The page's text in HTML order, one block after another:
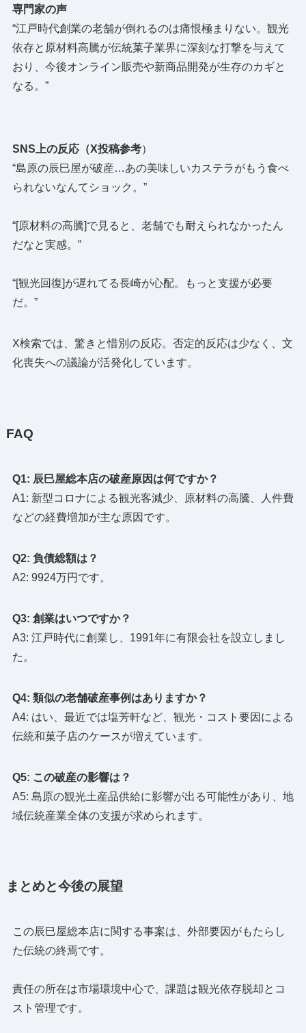
専門家の声
“江戸時代創業の老舗が倒れるのは痛恨極まりない。観光
依存と原材料高騰が伝統菓子業界に深刻な打撃を与えて
おり、今後オンライン販売や新商品開発が生存のカギと
なる。”
SNS上の反応（X投稿参考）
“島原の辰巳屋が破産…あの美味しいカステラがもう食べ
られないなんてショック。”
“[原材料の高騰]で見ると、老舗でも耐えられなかったん
だなと実感。”
“[観光回復]が遅れてる長崎が心配。もっと支援が必要
だ。”
X検索では、驚きと惜別の反応。否定的反応は少なく、文
化喪失への議論が活発化しています。
FAQ
Q1: 辰巳屋総本店の破産原因は何ですか？
A1: 新型コロナによる観光客減少、原材料の高騰、人件費
などの経費増加が主な原因です。
Q2: 負債総額は？
A2: 9924万円です。
Q3: 創業はいつですか？
A3: 江戸時代に創業し、1991年に有限会社を設立しまし
た。
Q4: 類似の老舗破産事例はありますか？
A4: はい、最近では塩芳軒など、観光・コスト要因による
伝統和菓子店のケースが増えています。
Q5: この破産の影響は？
A5: 島原の観光土産品供給に影響が出る可能性があり、地
域伝統産業全体の支援が求められます。
まとめと今後の展望
この辰巳屋総本店に関する事案は、外部要因がもたらし
た伝統の終焉です。
責任の所在は市場環境中心で、課題は観光依存脱却とコ
スト管理です。